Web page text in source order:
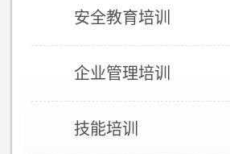
安全教育培训
企业管理培训
技能培训